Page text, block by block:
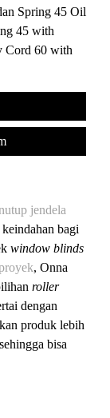
Spring 45 Oil
45 with
Cord 60 with
jendela
bagi
window blinds
, Onna
roller
dengan
produk lebih
bisa